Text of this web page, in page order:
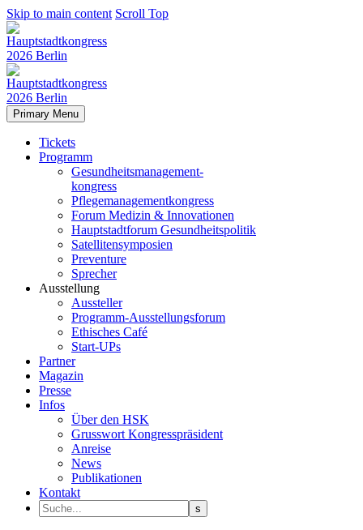
Skip to main content Scroll Top
Primary Menu
Tickets
Programm
Gesundheitsmanagement-
kongress
Pflegemanagementkongress
Forum Medizin & Innovationen
Hauptstadtforum Gesundheitspolitik
Satellitensymposien
Preventure
Sprecher
Ausstellung
Aussteller
Programm-Ausstellungsforum
Ethisches Café
Start-UPs
Partner
Magazin
Presse
Infos
Über den HSK
Grusswort Kongresspräsident
Anreise
News
Publikationen
Kontakt